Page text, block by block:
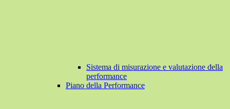
Sistema di misurazione e valutazione della
performance
Piano della Performance